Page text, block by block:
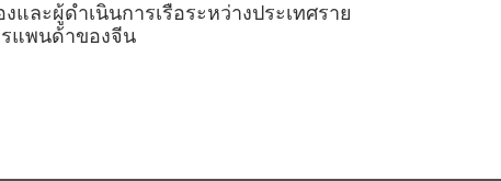
และผู้ดำเนินการเรือระหว่างประเทศราย
แพนด้าของจีน